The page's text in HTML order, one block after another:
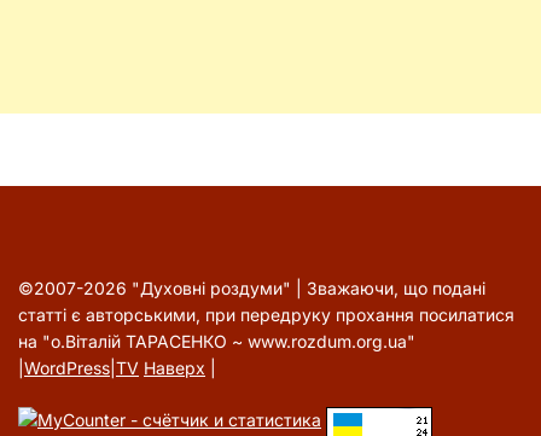
©2007-2026 "Духовні роздуми" | Зважаючи, що подані
статті є авторськими, при передруку прохання посилатися
на "о.Віталій ТАРАСЕНКО ~ www.rozdum.org.ua"
WordPress TV Наверх